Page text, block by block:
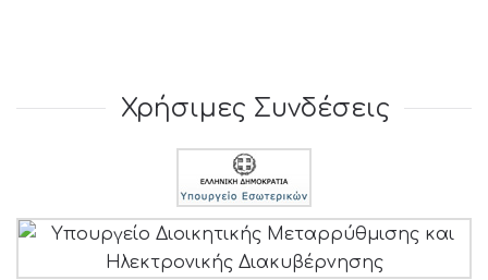
Χρήσιμες Συνδέσεις